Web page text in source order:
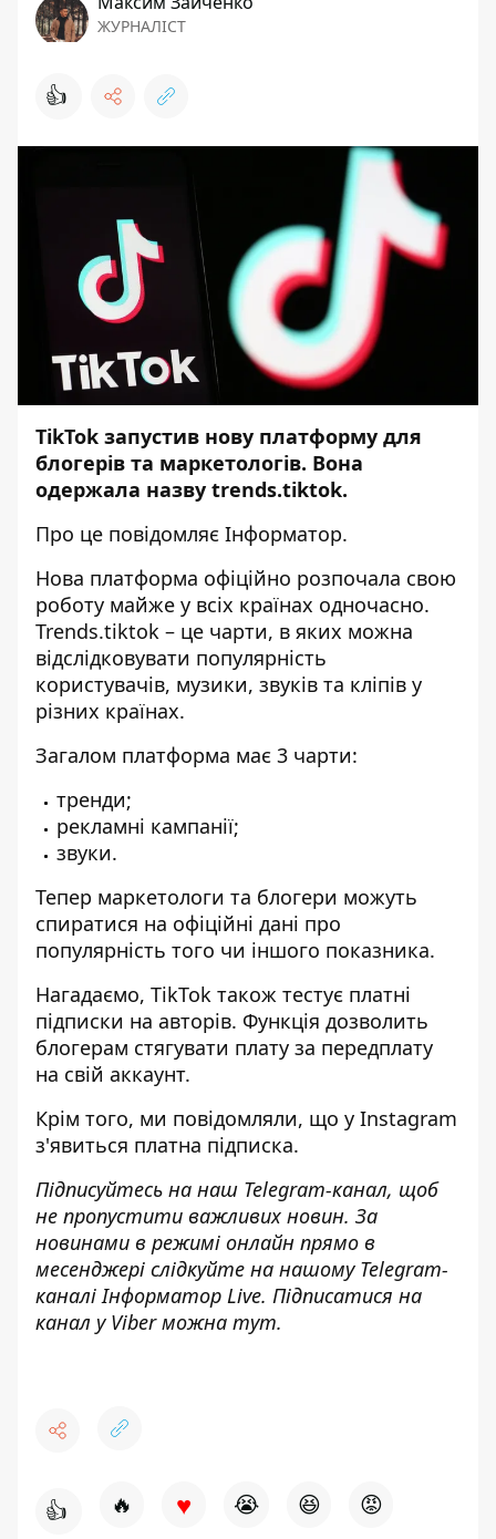
ЖУРНАЛІСТ
👍
TikTok запустив нову платформу для
блогерів та маркетологів. Вона
одержала назву trends.tiktok.
Про це повідомляє Інформатор.
Нова платформа офіційно розпочала свою
роботу майже у всіх країнах одночасно.
Trends.tiktok – це чарти, в яких можна
відслідковувати популярність
користувачів, музики, звуків та кліпів у
різних країнах.
Загалом платформа має 3 чарти:
тренди;
рекламні кампанії;
звуки.
Тепер маркетологи та блогери можуть
спиратися на офіційні дані про
популярність того чи іншого показника.
Нагадаємо, TikTok також тестує платні
підписки на авторів. Функція дозволить
блогерам стягувати плату за передплату
на свій аккаунт.
Крім того, ми повідомляли, що у Instagram
з'явиться платна підписка.
Підписуйтесь на наш Telegram-канал, щоб
не пропустити важливих новин. За
новинами в режимі онлайн прямо в
месенджері слідкуйте на нашому Telegram-
каналіІнформатор Live. Підписатися на
канал у Viber можна тут.
👍 🔥 ♥ 😭 😆 😡